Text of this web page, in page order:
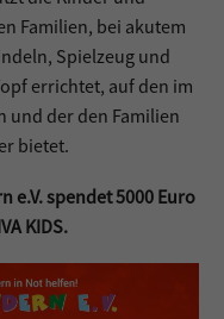
Familien, bei akutem
Spielzeug und
errichtet, auf den im
und der den Familien
bietet.
e.V. spendet 5000 Euro
KIDS.